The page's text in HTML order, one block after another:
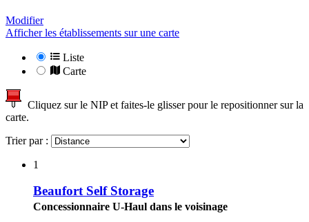
Modifier
Afficher les établissements sur une carte
Liste
Carte
Cliquez sur le NIP et faites-le glisser pour le repositionner sur la
carte.
Trier par :
1
Beaufort Self Storage
Concessionnaire U-Haul dans le voisinage